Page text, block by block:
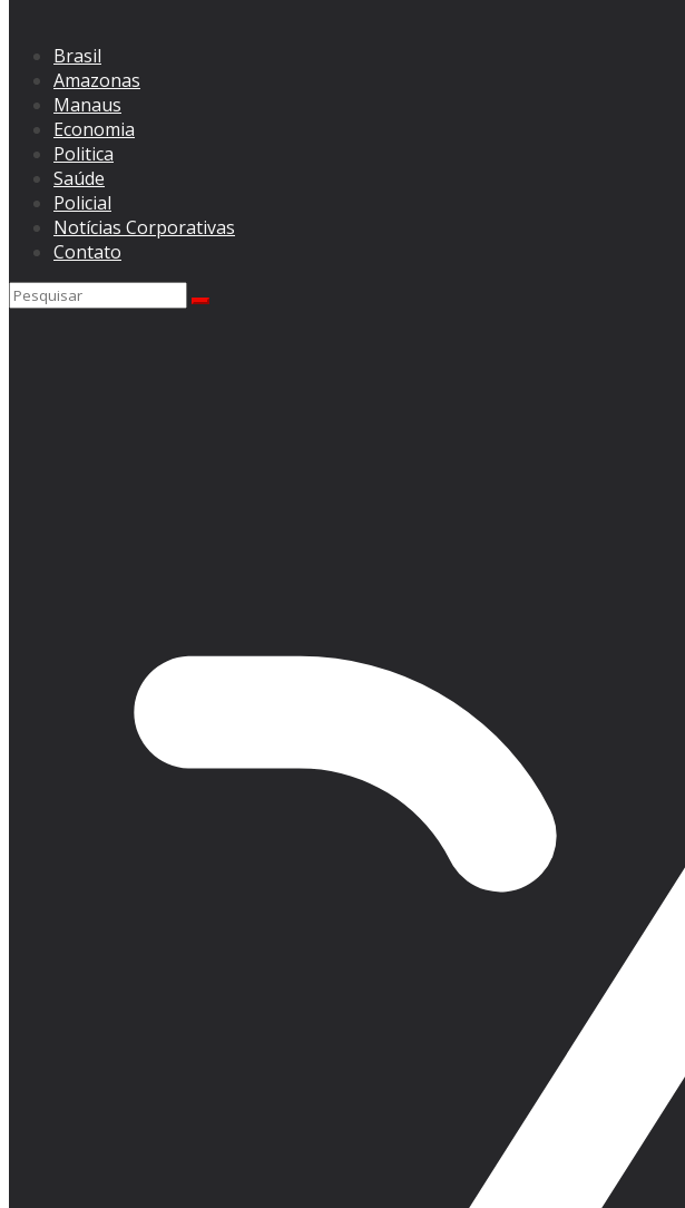
Brasil
Amazonas
Manaus
Economia
Politica
Saúde
Policial
Notícias Corporativas
Contato